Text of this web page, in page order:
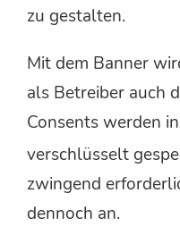
zu gestalten.
Mit dem Banner
als Betreiber auch
Consents werden
verschlüsselt
zwingend
dennoch an.